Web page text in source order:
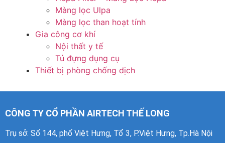
Màng lọc Ulpa
Màng lọc than hoạt tính
Gia công cơ khí
Nội thất y tế
Tủ đựng dụng cụ
Thiết bị phòng chống dịch
CÔNG TY CỔ PHẦN AIRTECH THẾ LONG
Trụ sở: Số 144, phố Việt Hưng, Tổ 3, P.Việt Hưng, Tp.Hà Nội